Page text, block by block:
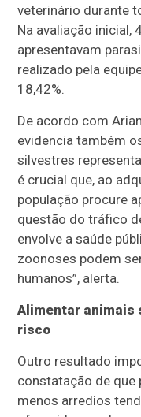
veterinário durante
Na avaliação inicial,
apresentavam
realizado pela
18,42%.
De acordo com
evidencia também
silvestres
é crucial que, ao
população procure
questão do tráfico
envolve a saúde
zoonoses podem
humanos”, alerta.
Alimentar animais
risco
Outro resultado
constatação de que
menos arredios